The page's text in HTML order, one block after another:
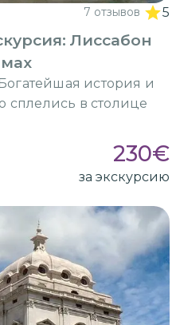
7 отзывов 5
Лиссабон
история и
сплелись в столице
230€
за экскурсию